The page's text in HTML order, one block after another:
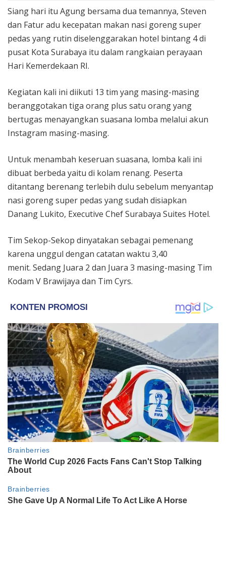
Siang hari itu Agung bersama dua temannya, Steven
dan Fatur adu kecepatan makan nasi goreng super
pedas yang rutin diselenggarakan hotel bintang 4 di
pusat Kota Surabaya itu dalam rangkaian perayaan
Hari Kemerdekaan RI.
Kegiatan kali ini diikuti 13 tim yang masing-masing
beranggotakan tiga orang plus satu orang yang
bertugas menayangkan suasana lomba melalui akun
Instagram masing-masing.
Untuk menambah keseruan suasana, lomba kali ini
dibuat berbeda yaitu di kolam renang. Peserta
ditantang berenang terlebih dulu sebelum menyantap
nasi goreng super pedas yang sudah disiapkan
Danang Lukito, Executive Chef Surabaya Suites Hotel.
Tim Sekop-Sekop dinyatakan sebagai pemenang
karena unggul dengan catatan waktu 3,40
menit. Sedang Juara 2 dan Juara 3 masing-masing Tim
Kodam V Brawijaya dan Tim Cyrs.